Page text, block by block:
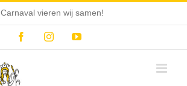
Carnaval vieren wij samen!
FacebookInstagramYouTube